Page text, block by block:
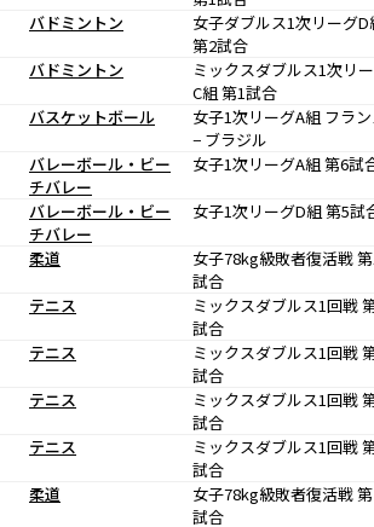
バドミントン
女子ダブルス1次リーグD
第2試合
バドミントン
ミックスダブルス1次リ
C組 第1試合
バスケットボール
女子1次リーグA組 フラ
− ブラジル
バレーボール・ビー
チバレー
女子1次リーグA組 第6試
バレーボール・ビー
チバレー
女子1次リーグD組 第5試
柔道
女子78kg級敗者復活戦
試合
テニス
ミックスダブルス1回戦
試合
テニス
ミックスダブルス1回戦
試合
テニス
ミックスダブルス1回戦
試合
テニス
ミックスダブルス1回戦
試合
柔道
女子78kg級敗者復活戦
試合